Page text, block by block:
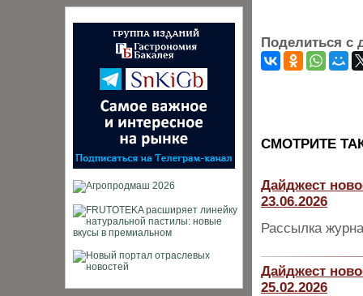
Поделиться с
CМОТРИТЕ
Дайджест
23.06.2026
Рассылка
Дайджест
25.02.2026